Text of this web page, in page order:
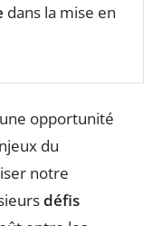
dans la mise en
opportunité
du
notre
défis